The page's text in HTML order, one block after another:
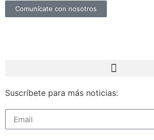
Comunícate con nosotros
Suscríbete para más noticias: